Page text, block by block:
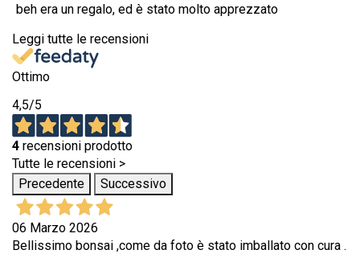
beh era un regalo, ed è stato molto apprezzato
Leggi tutte le recensioni
Ottimo
4,5/5
4 recensioni prodotto
Tutte le recensioni >
Precedente
Successivo
06 Marzo 2026
Bellissimo bonsai ,come da foto è stato imballato con cura .